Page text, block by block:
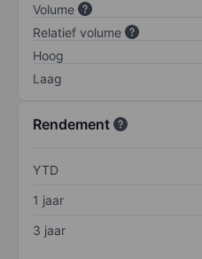
Volume
Relatief volume
Hoog
Laag
Rendement
YTD
1 jaar
3 jaar